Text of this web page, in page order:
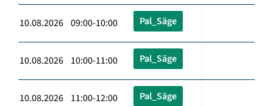
10.08.2026 09:00-10:00 Pal_Säge
10.08.2026 10:00-11:00 Pal_Säge
10.08.2026 11:00-12:00 Pal_Säge